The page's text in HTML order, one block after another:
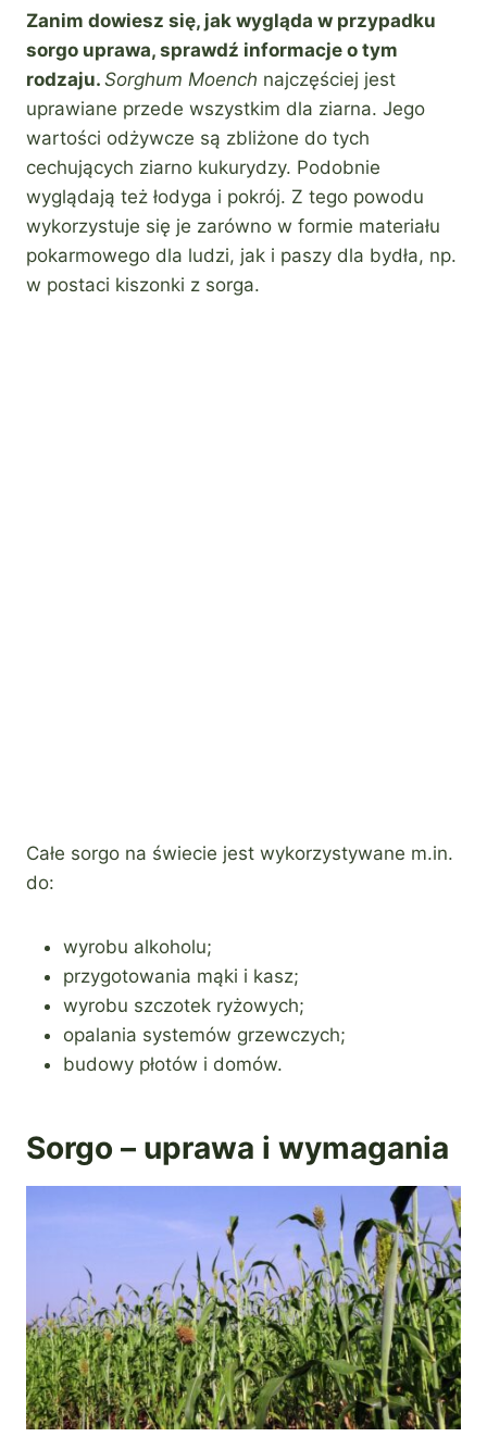
Zanim dowiesz się, jak wygląda w przypadku
sorgo uprawa, sprawdź informacje o tym
rodzaju. Sorghum Moench najczęściej jest
uprawiane przede wszystkim dla ziarna. Jego
wartości odżywcze są zbliżone do tych
cechujących ziarno kukurydzy. Podobnie
wyglądają też łodyga i pokrój. Z tego powodu
wykorzystuje się je zarówno w formie materiału
pokarmowego dla ludzi, jak i paszy dla bydła, np.
w postaci kiszonki z sorga.
Całe sorgo na świecie jest wykorzystywane m.in.
do:
wyrobu alkoholu;
przygotowania mąki i kasz;
wyrobu szczotek ryżowych;
opalania systemów grzewczych;
budowy płotów i domów.
Sorgo – uprawa i wymagania